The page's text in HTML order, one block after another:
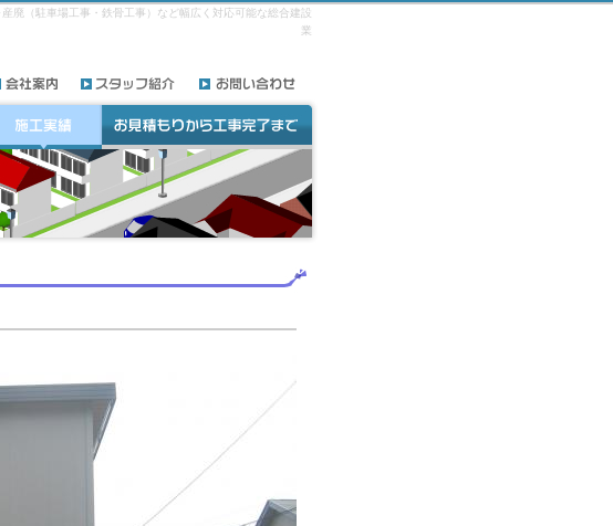
廃（駐車場工事・鉄骨工事）など幅広く対応可能な総合建設
業